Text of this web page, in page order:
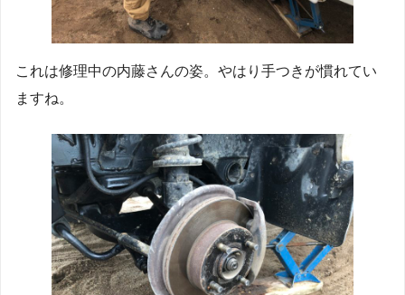
これは修理中の内藤さんの姿。やはり手つきが慣れてい
ますね。